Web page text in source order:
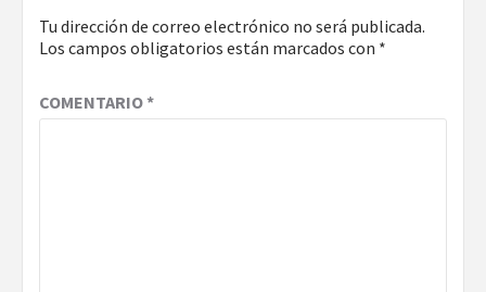
Tu dirección de correo electrónico no será publicada.
Los campos obligatorios están marcados con *
COMENTARIO*